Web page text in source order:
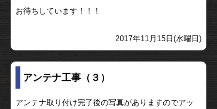
お待ちしています！！！
2017年11月15日(水曜日)
アンテナ工事（３）
アンテナ取り付け完了後の写真がありますのでアッ